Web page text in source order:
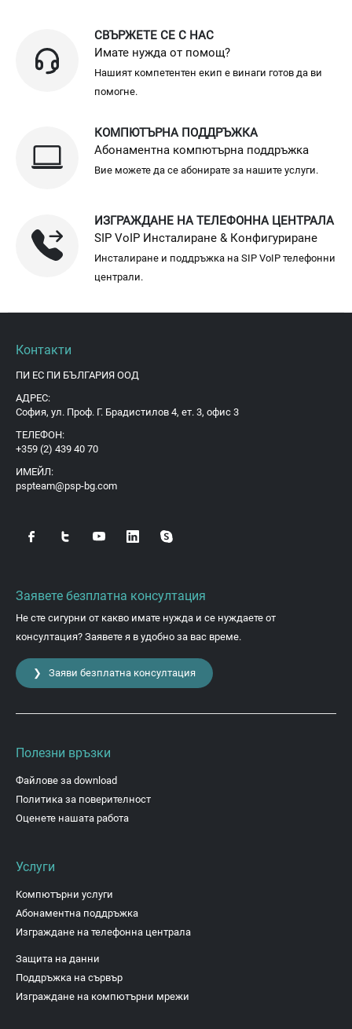
СВЪРЖЕТЕ СЕ С НАС
Имате нужда от помощ?
Нашият компетентен екип е винаги готов да ви
помогне.
КОМПЮТЪРНА ПОДДРЪЖКА
Абонаментна компютърна поддръжка
Вие можете да се абонирате за нашите услуги.
ИЗГРАЖДАНЕ НА ТЕЛЕФОННА ЦЕНТРАЛА
SIP VoIP Инсталиране & Конфигуриране
Инсталиране и поддръжка на SIP VoIP телефонни
централи.
Контакти
ПИ ЕС ПИ БЪЛГАРИЯ ООД
АДРЕС:
София, ул. Проф. Г. Брадистилов 4, ет. 3, офис 3
ТЕЛЕФОН:
+359 (2) 439 40 70
ИМЕЙЛ:
pspteam@psp-bg.com
Заявете безплатна консултация
Не сте сигурни от какво имате нужда и се нуждаете от
консултация? Заявете я в удобно за вас време.
❯ Заяви безплатна консултация
Полезни връзки
Файлове за download
Политика за поверителност
Оценете нашата работа
Услуги
Компютърни услуги
Абонаментна поддръжка
Изграждане на телефонна централа
Защита на данни
Поддръжка на сървър
Изграждане на компютърни мрежи